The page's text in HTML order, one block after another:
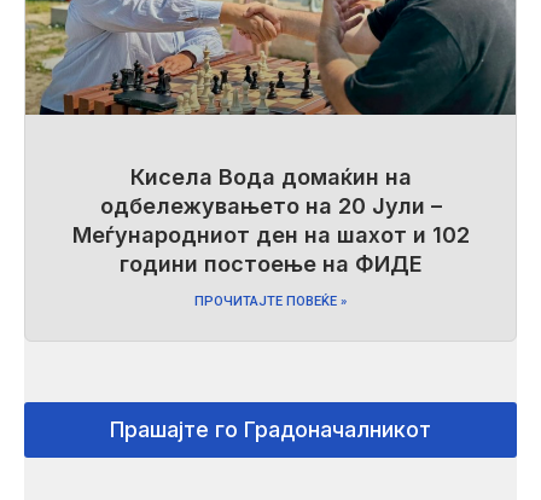
Кисела Вода домаќин на
одбележувањето на 20 Јули –
Меѓународниот ден на шахот и 102
години постоење на ФИДЕ
ПРОЧИТАЈТЕ ПОВЕЌЕ »
Прашајте го Градоначалникот